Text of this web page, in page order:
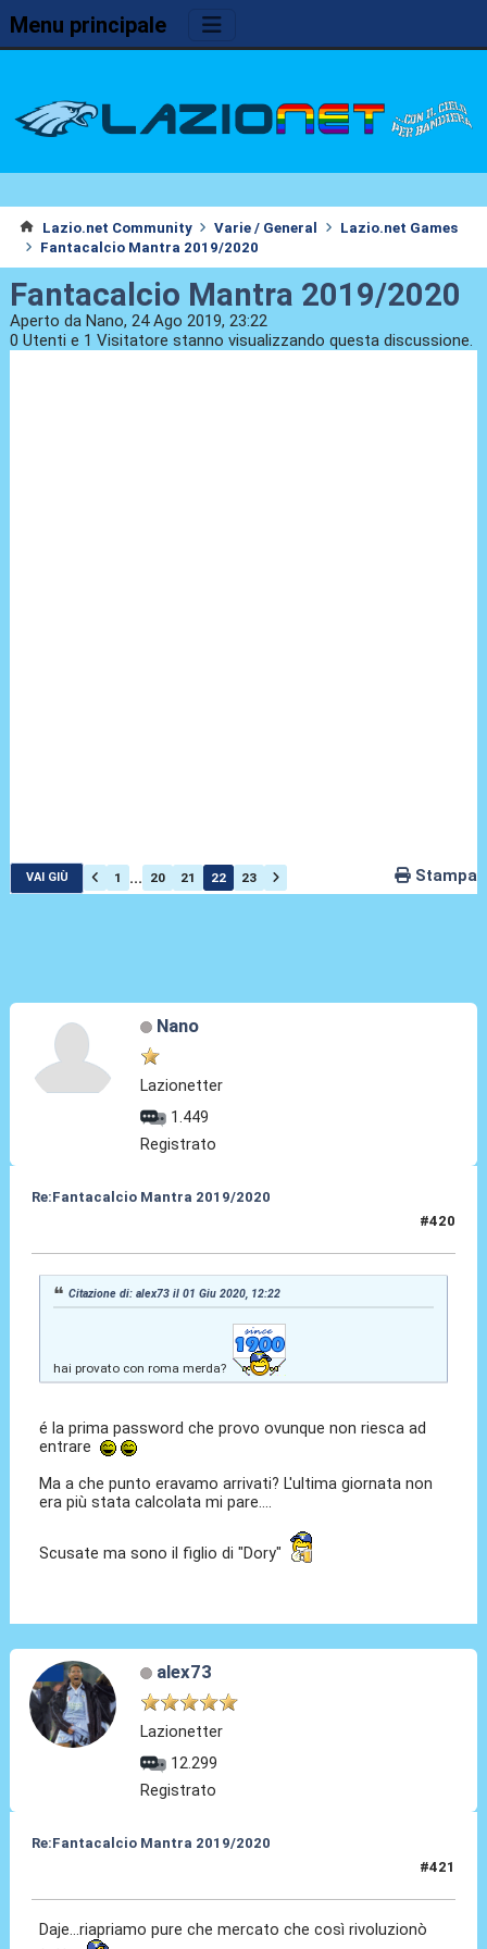
Menu principale
Lazio.net Community Varie / General
Lazio.net Games
Fantacalcio Mantra 2019/2020
Fantacalcio Mantra 2019/2020
Aperto da Nano, 24 Ago 2019, 23:22
0 Utenti e 1 Visitatore stanno visualizzando questa discussione.
VAI GIÙ 1 ... 20 21 22 23 Stampa
Nano
Lazionetter
1.449
Registrato
Re:Fantacalcio Mantra 2019/2020
#420
Citazione di: alex73 il 01 Giu 2020, 12:22
hai provato con roma merda?
é la prima password che provo ovunque non riesca ad
entrare
Ma a che punto eravamo arrivati? L'ultima giornata non
era più stata calcolata mi pare....
Scusate ma sono il figlio di "Dory"
alex73
Lazionetter
12.299
Registrato
Re:Fantacalcio Mantra 2019/2020
#421
Daje...riapriamo pure che mercato che così rivoluzionò